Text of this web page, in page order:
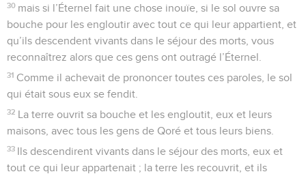
30 mais si l’Éternel fait une chose inouïe, si le sol ouvre sa
bouche pour les engloutir avec tout ce qui leur appartient, et
qu’ils descendent vivants dans le séjour des morts, vous
reconnaîtrez alors que ces gens ont outragé l’Éternel.
31 Comme il achevait de prononcer toutes ces paroles, le sol
qui était sous eux se fendit.
32 La terre ouvrit sa bouche et les engloutit, eux et leurs
maisons, avec tous les gens de Qoré et tous leurs biens.
33 Ils descendirent vivants dans le séjour des morts, eux et
tout ce qui leur appartenait ; la terre les recouvrit, et ils